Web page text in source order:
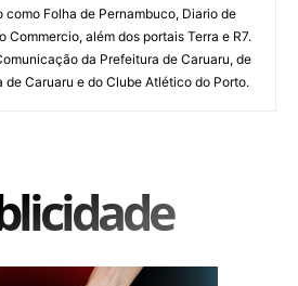
Folha de Pernambuco, Diario de
Commercio, além dos portais Terra e R7.
da Prefeitura de Caruaru, de
de Caruaru e do Clube Atlético do Porto.